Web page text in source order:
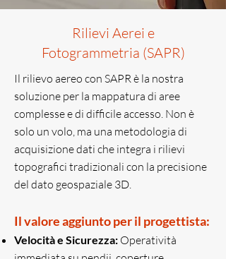
Rilievi Aerei e
Fotogrammetria (SAPR)
Il rilievo aereo con SAPR è la nostra
soluzione per la mappatura di aree
complesse e di difficile accesso. Non è
solo un volo, ma una metodologia di
acquisizione dati che integra i rilievi
topografici tradizionali con la precisione
del dato geospaziale 3D.
Il valore aggiunto per il progettista:
Velocità e Sicurezza: Operatività